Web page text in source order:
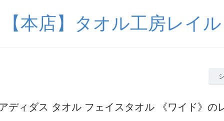
【本店】タオル工房レイル
ディダス タオル フェイスタオル 《ワイド》の